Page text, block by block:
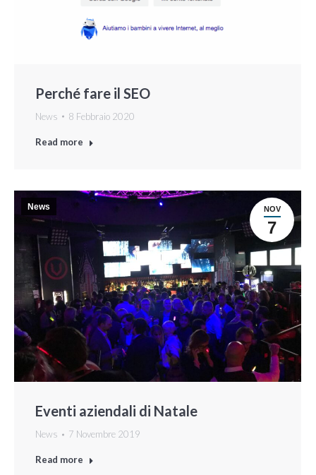
Perché fare il SEO
News 8 Febbraio 2020
Read more
NOV
7
News
Eventi aziendali di Natale
News 7 Novembre 2019
Read more